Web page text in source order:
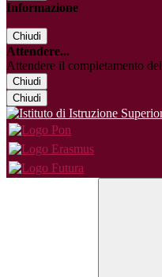
Informazione
Chiudi
Attendere...
Attendere il completamento
Chiudi
Chiudi